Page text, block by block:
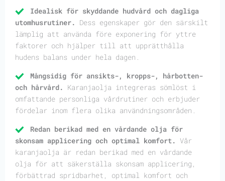
Idealisk för skyddande hudvård och dagliga
utomhusrutiner. Dess egenskaper gör den särskilt
lämplig att använda före exponering för yttre
faktorer och hjälper till att upprätthålla
hudens balans under hela dagen.
Mångsidig för ansikts-, kropps-, hårbotten-
och hårvård. Karanjaolja integreras sömlöst i
omfattande personliga vårdrutiner och erbjuder
fördelar inom flera olika användningsområden.
Redan berikad med en vårdande olja för
skonsam applicering och optimal komfort. Vår
karanjaolja är redan berikad med en vårdande
olja för att säkerställa skonsam applicering,
förbättrad spridbarhet, optimal komfort och